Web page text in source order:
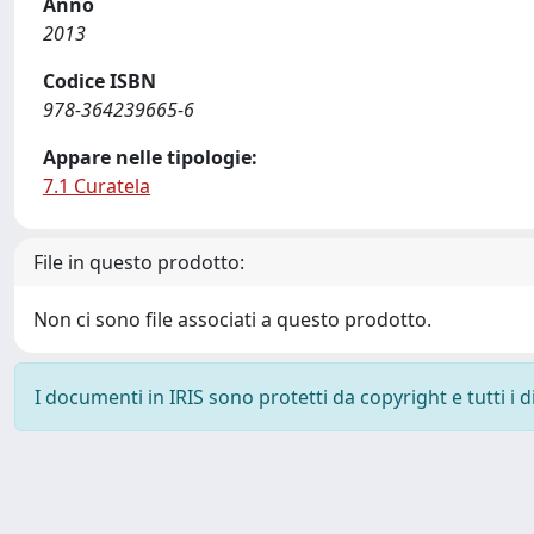
2013
Codice ISBN
978-364239665-6
Appare nelle tipologie:
7.1 Curatela
File in questo prodotto:
Non ci sono file associati a questo prodotto.
I documenti in IRIS sono protetti da copyright e tutti i